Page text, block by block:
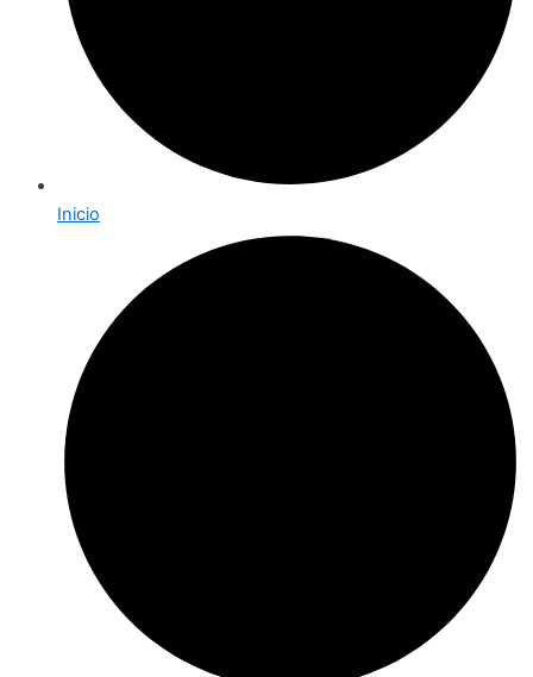
Inicio